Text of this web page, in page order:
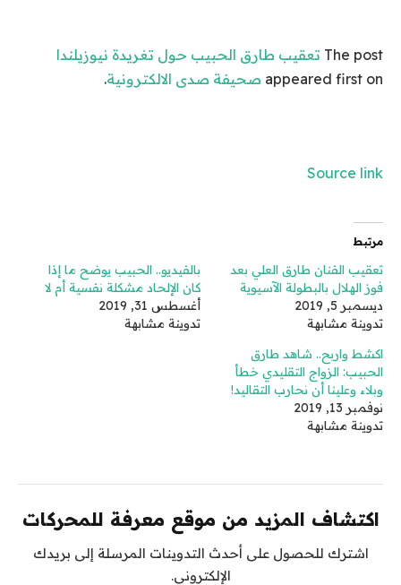
The post تعقيب طارق الحبيب حول تغريدة نيوزيلندا
appeared first on صحيفة صدى الالكترونية.
Source link
مرتبط
تعقيب الفنان طارق العلي بعد
فوز الهلال بالبطولة الآسيوية
ديسمبر 5, 2019
تدوينة مشابهة
بالفيديو.. الحبيب يوضح ما إذا
كان الإلحاد مشكلة نفسية أم لا
أغسطس 31, 2019
تدوينة مشابهة
اكشط واربح.. شاهد طارق
الحبيب: الزواج التقليدي خطأ
وبلاء وعلينا أن نحارب التقاليد!
نوفمبر 13, 2019
تدوينة مشابهة
اكتشاف المزيد من موقع معرفة للمحركات
اشترك للحصول على أحدث التدوينات المرسلة إلى بريدك
الإلكتروني.